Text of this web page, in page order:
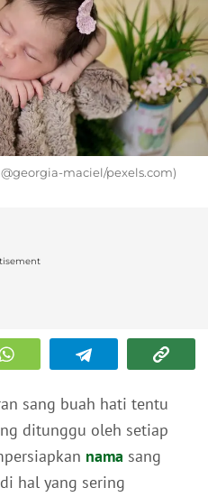
maciel/pexels.com)
sang buah hati tentu
ditunggu oleh setiap
nama sang
hal yang sering